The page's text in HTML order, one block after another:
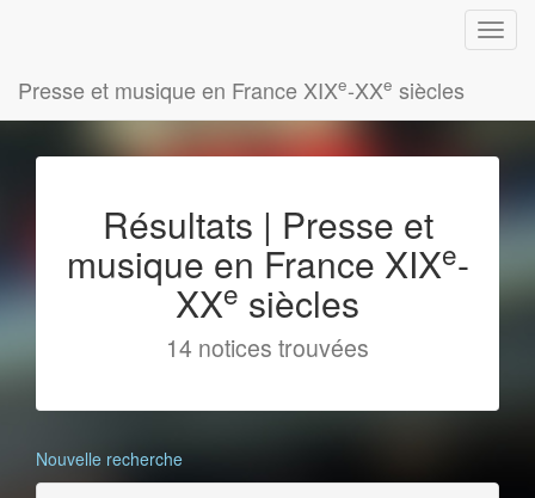
Presse et musique en France XIXe-XXe siècles
Résultats | Presse et
musique en France XIXe-
XXe siècles
14 notices trouvées
Nouvelle recherche